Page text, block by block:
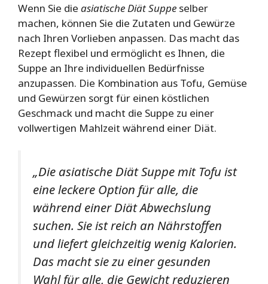
Wenn Sie die asiatische Diät Suppe selber
machen, können Sie die Zutaten und Gewürze
nach Ihren Vorlieben anpassen. Das macht das
Rezept flexibel und ermöglicht es Ihnen, die
Suppe an Ihre individuellen Bedürfnisse
anzupassen. Die Kombination aus Tofu, Gemüse
und Gewürzen sorgt für einen köstlichen
Geschmack und macht die Suppe zu einer
vollwertigen Mahlzeit während einer Diät.
„Die asiatische Diät Suppe mit Tofu ist
eine leckere Option für alle, die
während einer Diät Abwechslung
suchen. Sie ist reich an Nährstoffen
und liefert gleichzeitig wenig Kalorien.
Das macht sie zu einer gesunden
Wahl für alle, die Gewicht reduzieren